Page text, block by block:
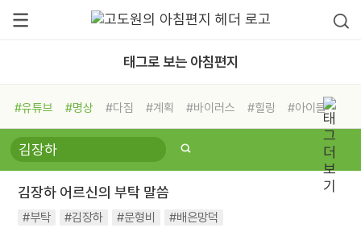
태그로 보는 아침편지
#유튜브 #명상 #다짐 #계획 #바이러스 #힐링
#아이들
#비전캠프
#독서캠프 #삶
#희망
#나눔 #친구 #링컨학교
#독서
#건강 #면역력
김장하 어르신의 부탁 말씀
#부탁 #김장하 #문형비 #배은망덕